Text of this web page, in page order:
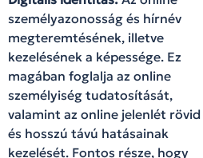
személyazonosság és hírnév
megteremtésének, illetve
kezelésének a képessége. Ez
magában foglalja az online
személyiség tudatosítását,
valamint az online jelenlét rövid
és hosszú távú hatásainak
kezelését. Fontos része, hogy